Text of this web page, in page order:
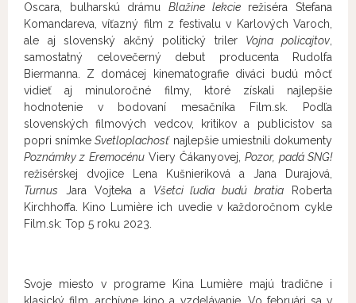
Oscara, bulharskú drámu Blažine lekcierežiséra Stefana
Komandareva, víťazný film z festivalu v Karlových Varoch,
ale aj slovenský akčný politický triler Vojna policajtov
samostatný celovečerný debut producenta Rudolfa
Biermanna. Z domácej kinematografie diváci budú môcť
vidieť aj minuloročné filmy, ktoré získali najlepšie
hodnotenie v bodovaní mesačníka Film.sk. Podľa
slovenských filmových vedcov, kritikov a publicistov sa
popri snímkeSvetloplachosťnajlepšie umiestnili dokumenty
Poznámky z EremocénuViery Čákanyovej,Pozor, padá SNG!
režisérskej dvojice Lena Kušnieriková a Jana Durajová,
Turnus Jara Vojteka a Všetci ľudia budú bratia Roberta
Kirchhoffa. Kino Lumière ich uvedie v každoročnom cykle
Film.sk: Top 5 roku 2023.
Svoje miesto v programe Kina Lumière majú tradične i